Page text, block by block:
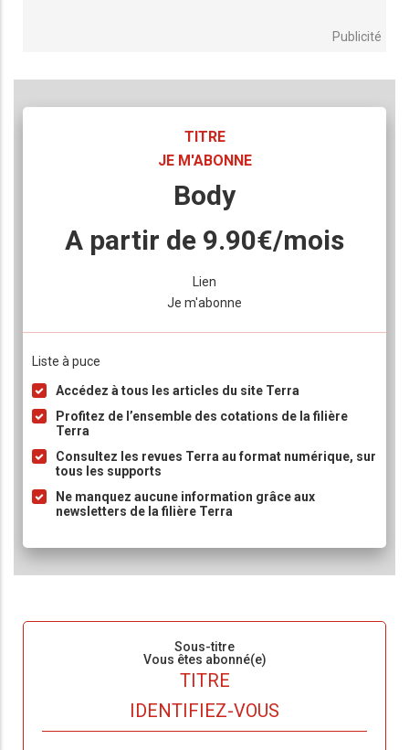
Publicité
TITRE
JE M'ABONNE
Body
A partir de 9.90€/mois
Lien
Je m'abonne
Liste à puce
Accédez à tous les articles du site Terra
Profitez de l’ensemble des cotations de la filière
Terra
Consultez les revues Terra au format numérique, sur
tous les supports
Ne manquez aucune information grâce aux
newsletters de la filière Terra
Sous-titre
Vous êtes abonné(e)
TITRE
IDENTIFIEZ-VOUS